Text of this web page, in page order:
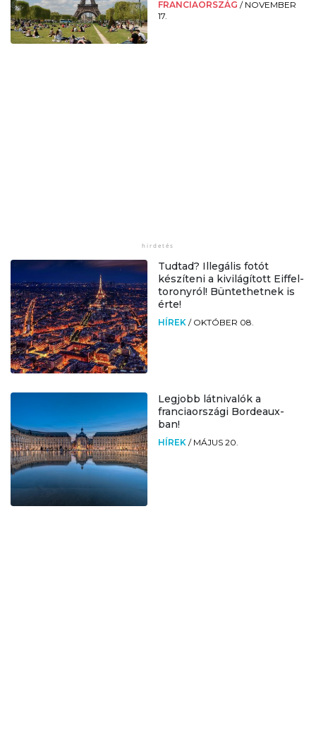
FRANCIAORSZÁG / NOVEMBER
17.
Tudtad? Illegális fotót
készíteni a kivilágított Eiffel-
toronyról! Büntethetnek is
érte!
HÍREK / OKTÓBER 08.
Legjobb látnivalók a
franciaországi Bordeaux-
ban!
HÍREK / MÁJUS 20.